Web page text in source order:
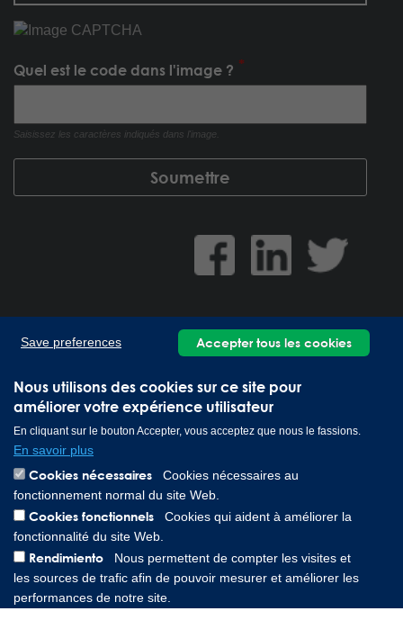
Quel est le code dans l'image ?
Saisissez les caractères indiqués dans l'image.
Lee Spring GmbH, Altenaer Straße 23, 58507 Lüdenscheid
Germany | Téléphone: 0049 2351 985 949 0
Copyright © 2026 Lee Spring Company
Nous utilisons des cookies sur ce site pour
améliorer votre expérience utilisateur
En cliquant sur le bouton Accepter, vous acceptez que nous le fassions.
En savoir plus
Cookies nécessaires
Cookies nécessaires au
fonctionnement normal du site Web.
Cookies fonctionnels
Cookies qui aident à améliorer la
fonctionnalité du site Web.
Rendimiento
Nous permettent de compter les visites et
les sources de trafic afin de pouvoir mesurer et améliorer les
performances de notre site.
Save preferences Accepter tous les cookies